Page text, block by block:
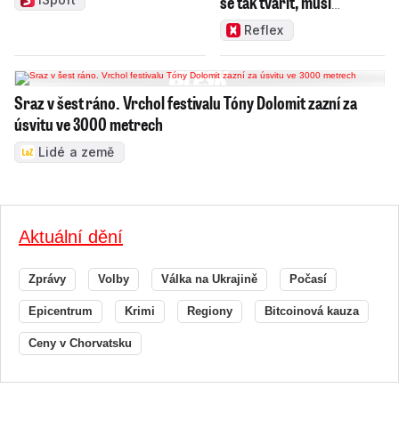
zamakat
Reflex
Sraz v šest ráno. Vrchol festivalu Tóny Dolomit zazní za
úsvitu ve 3000 metrech
Lidé a země
Aktuální dění
Zprávy Volby Válka na Ukrajině Počasí
Epicentrum Krimi Regiony Bitcoinová kauza
Ceny v Chorvatsku